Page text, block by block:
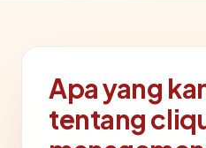
Apa yang
tentang